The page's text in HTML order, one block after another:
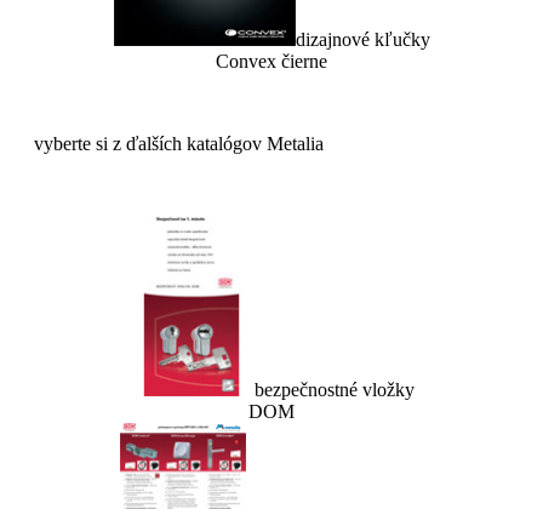
dizajnové kľučky
Convex čierne
vyberte si z ďalších katalógov Metalia
bezpečnostné vložky
DOM